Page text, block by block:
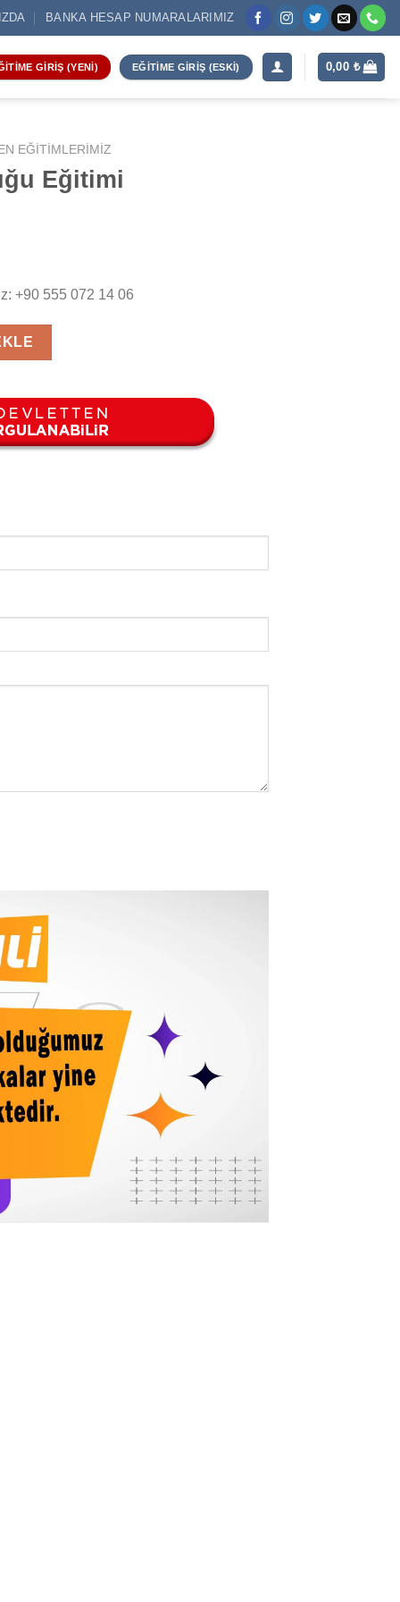
BANKA HESAP NUMARALARIMIZ
GIRIŞ (YENI) EĞITIME GIRIŞ (ESKI) 0,00 ₺
EĞITIMLERIMIZ
Eğitimi
+90 555 072 14 06